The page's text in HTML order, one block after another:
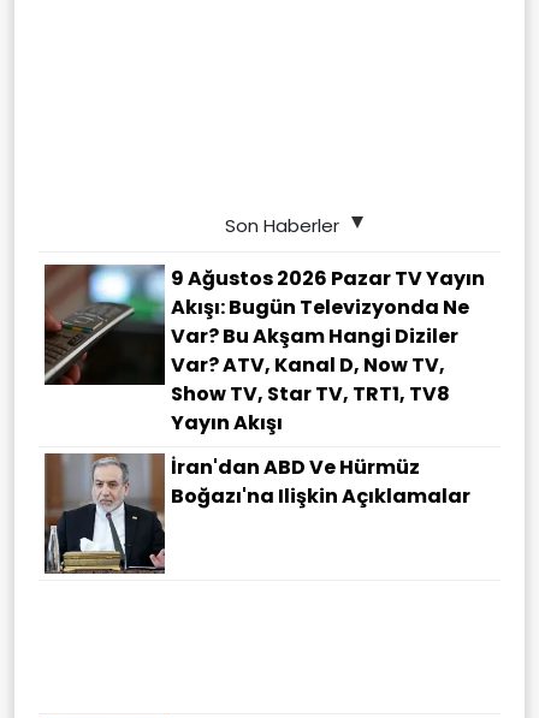
Son Haberler
9 Ağustos 2026 Pazar TV Yayın
Akışı: Bugün Televizyonda Ne
Var? Bu Akşam Hangi Diziler
Var? ATV, Kanal D, Now TV,
Show TV, Star TV, TRT1, TV8
Yayın Akışı
İran'dan ABD Ve Hürmüz
Boğazı'na Ilişkin Açıklamalar